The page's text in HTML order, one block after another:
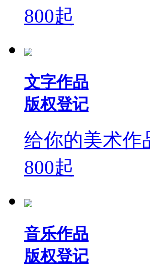
800起
文字作品
版权登记
给你的美术作
800起
音乐作品
版权登记